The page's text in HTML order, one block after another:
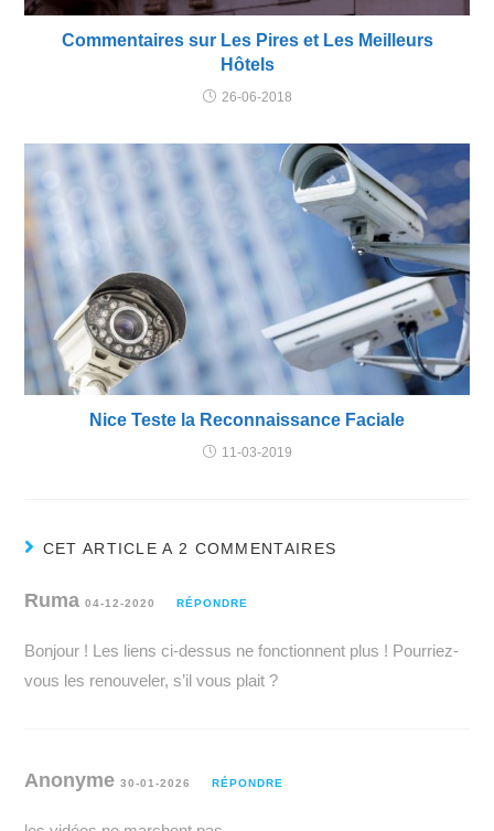
Commentaires sur Les Pires et Les Meilleurs
Hôtels
26-06-2018
Nice Teste la Reconnaissance Faciale
11-03-2019
CET ARTICLE A 2 COMMENTAIRES
Ruma04-12-2020 RÉPONDRE
Bonjour ! Les liens ci-dessus ne fonctionnent plus ! Pourriez-
vous les renouveler, s’il vous plait ?
Anonyme30-01-2026 RÉPONDRE